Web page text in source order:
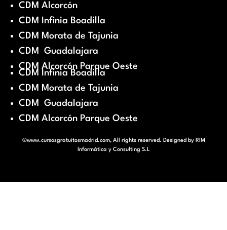
CDM Alcorcón
CDM Infinia Boadilla
CDM Morata de Tajunia
CDM Guadalajara
CDM Alcorcón Parque Oeste
CDM Infinia Boadilla
CDM Morata de Tajunia
CDM Guadalajara
CDM Alcorcón Parque Oeste
©www.cursosgratuitosmadrid.com, All rights reserved. Designed by RIM
Informática y Consulting S.L